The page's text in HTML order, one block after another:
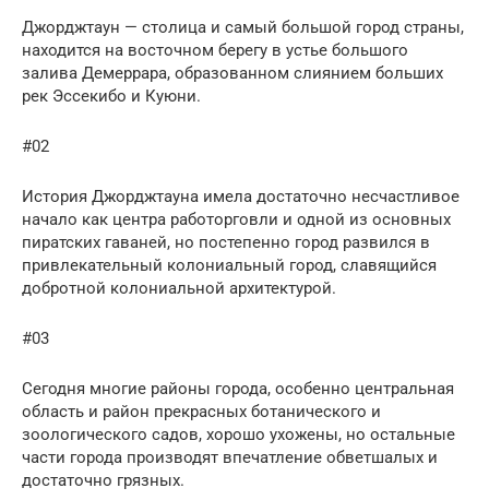
Джорджтаун — столица и самый большой город страны,
находится на восточном берегу в устье большого
залива Демеррара, образованном слиянием больших
рек Эссекибо и Куюни.
#02
История Джорджтауна имела достаточно несчастливое
начало как центра работорговли и одной из основных
пиратских гаваней, но постепенно город развился в
привлекательный колониальный город, славящийся
добротной колониальной архитектурой.
#03
Сегодня многие районы города, особенно центральная
область и район прекрасных ботанического и
зоологического садов, хорошо ухожены, но остальные
части города производят впечатление обветшалых и
достаточно грязных.